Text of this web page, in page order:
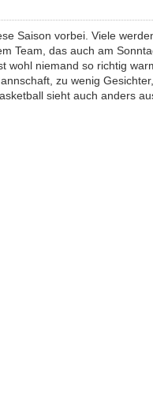
Saison vorbei. Viele
Team, das auch am
wohl niemand so richtig
zu wenig
sieht auch anders